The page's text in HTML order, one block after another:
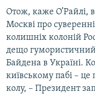
Отож, каже О’Райлі,
Москві про
колишніх колоній
дещо
Байдена в Україні.
київському пабі –
колу, – Президент